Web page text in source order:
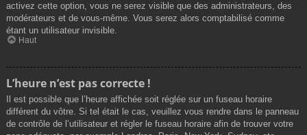
activez cette option, vous ne serez visible que des administrateurs, des
modérateurs et de vous-même. Vous serez alors comptabilisé comme
étant un utilisateur invisible.
Haut
L’heure n’est pas correcte !
Il est possible que l’heure affichée soit réglée sur un fuseau horaire
différent du vôtre. Si tel était le cas, veuillez vous rendre dans le panneau
de contrôle de l’utilisateur et régler le fuseau horaire afin de trouver votre